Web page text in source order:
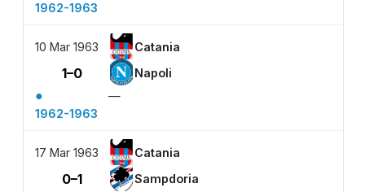
1962-1963
10 Mar 1963 Catania
1–0 Napoli
●
—
1962-1963
17 Mar 1963 Catania
0–1 Sampdoria